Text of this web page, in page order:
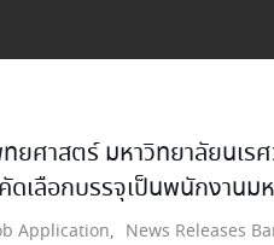
ยศาสตร์ มหาวิทยาลัยนเ
เลือกบรรจุเป็นพนักงานม
Application, News Releases